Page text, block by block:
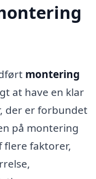
montering
at have en klar
der er forbundet
på montering
faktorer,